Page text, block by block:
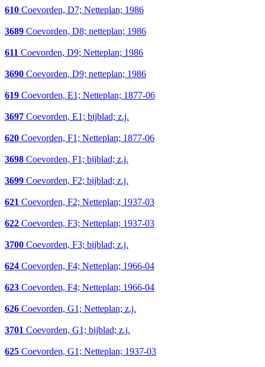
610 Coevorden, D7; Netteplan; 1986
3689 Coevorden, D8; netteplan; 1986
611 Coevorden, D9; Netteplan; 1986
3690 Coevorden, D9; netteplan; 1986
619 Coevorden, E1; Netteplan; 1877-06
3697 Coevorden, E1; bijblad; z.j.
620 Coevorden, F1; Netteplan; 1877-06
3698 Coevorden, F1; bijblad; z.j.
3699 Coevorden, F2; bijblad; z.j.
621 Coevorden, F2; Netteplan; 1937-03
622 Coevorden, F3; Netteplan; 1937-03
3700 Coevorden, F3; bijblad; z.j.
624 Coevorden, F4; Netteplan; 1966-04
623 Coevorden, F4; Netteplan; 1966-04
626 Coevorden, G1; Netteplan; z.j.
3701 Coevorden, G1; bijblad; z.j.
625 Coevorden, G1; Netteplan; 1937-03